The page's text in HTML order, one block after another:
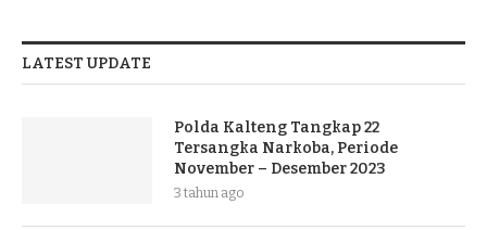
LATEST UPDATE
Polda Kalteng Tangkap 22
Tersangka Narkoba, Periode
November – Desember 2023
3 tahun ago